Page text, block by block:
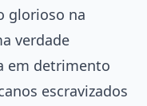
glorioso na
verdade
em detrimento
escravizados